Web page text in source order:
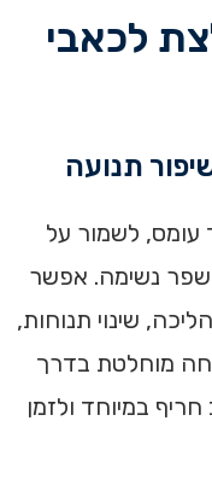
לכאבי
תנועה
עומס, לשמור על
נשימה. אפשר
שינוי תנוחות,
מוחלטת בדרך
במיוחד ולזמן